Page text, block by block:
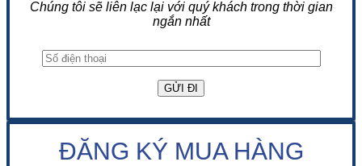
Chúng tôi sẽ liên lạc lại với quý khách trong thời gian
ngắn nhất
ĐĂNG KÝ MUA HÀNG